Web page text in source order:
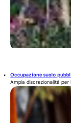
Occupazione suolo
Ampia discrezionalità per